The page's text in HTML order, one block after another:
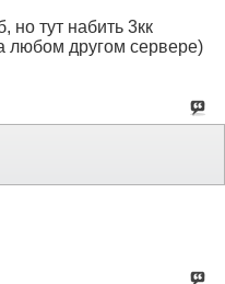
но тут набить 3кк
любом другом сервере)